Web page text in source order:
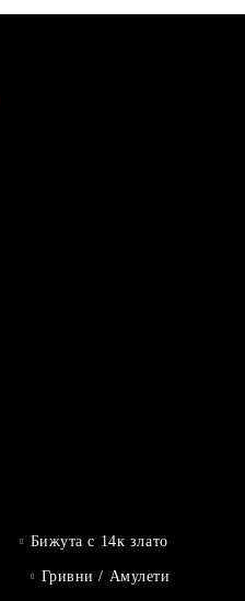
Бижута с 14к злато
Гривни / Амулети